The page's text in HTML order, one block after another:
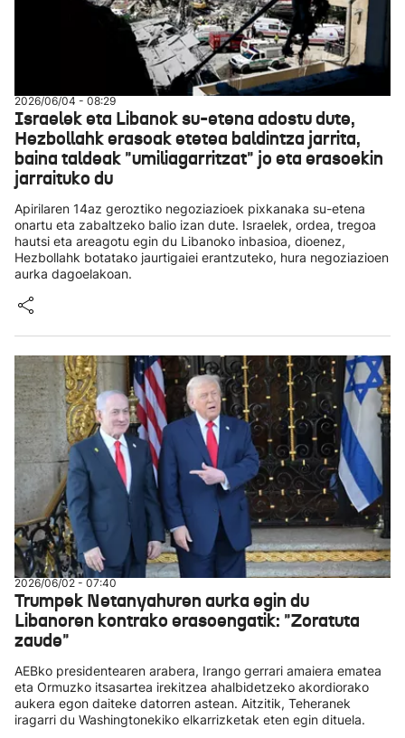
2026/06/04 - 08:29
Israelek eta Libanok su-etena adostu dute,
Hezbollahk erasoak etetea baldintza jarrita,
baina taldeak "umiliagarritzat" jo eta erasoekin
jarraituko du
Apirilaren 14az geroztiko negoziazioek pixkanaka su-etena
onartu eta zabaltzeko balio izan dute. Israelek, ordea, tregoa
hautsi eta areagotu egin du Libanoko inbasioa, dioenez,
Hezbollahk botatako jaurtigaiei erantzuteko, hura negoziazioen
aurka dagoelakoan.
2026/06/02 - 07:40
Trumpek Netanyahuren aurka egin du
Libanoren kontrako erasoengatik: "Zoratuta
zaude"
AEBko presidentearen arabera, Irango gerrari amaiera ematea
eta Ormuzko itsasartea irekitzea ahalbidetzeko akordiorako
aukera egon daiteke datorren astean. Aitzitik, Teheranek
iragarri du Washingtonekiko elkarrizketak eten egin dituela.